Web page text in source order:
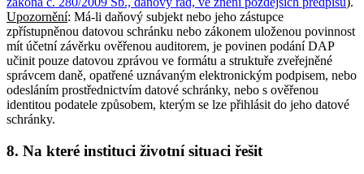
Upozornění: Má-li daňový subjekt nebo jeho zástupce
zpřístupněnou datovou schránku nebo zákonem uloženou povinnost
mít účetní závěrku ověřenou auditorem, je povinen podání DAP
učinit pouze datovou zprávou ve formátu a struktuře zveřejněné
správcem daně, opatřené uznávaným elektronickým podpisem, nebo
odesláním prostřednictvím datové schránky, nebo s ověřenou
identitou podatele způsobem, kterým se lze přihlásit do jeho datové
schránky.
8. Na které instituci životní situaci řešit